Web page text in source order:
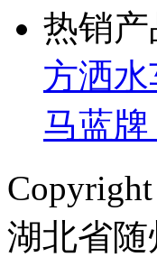
热销产
方洒水
马蓝
湖北省